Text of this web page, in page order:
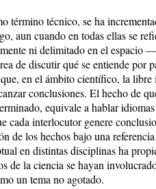
término técnico, se ha
aun cuando en todas ellas se
ni delimitado en el espacio
de discutir qué se entiende por
en el ámbito científico, la
conclusiones. El hecho de
equivale a hablar
cada interlocutor genere
de los hechos bajo una
en distintas disciplinas ha
de la ciencia se hayan
un tema no agotado.